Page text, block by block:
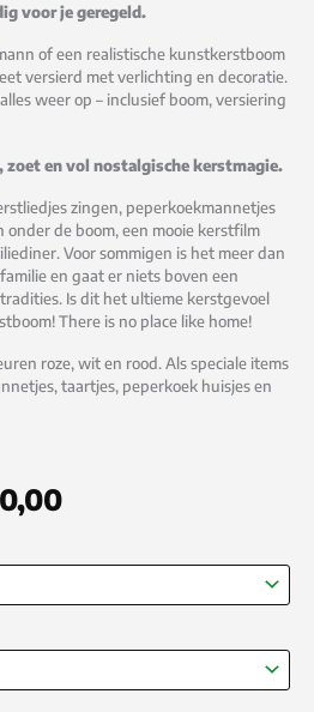
voor je geregeld.
of een realistische kunstkerstboom
versierd met verlichting en decoratie.
weer op – inclusief boom, versiering
zoet en vol nostalgische kerstmagie.
zingen, peperkoekmannetjes
de boom, een mooie kerstfilm
Voor sommigen is het meer dan
en gaat er niets boven een
Is dit het ultieme kerstgevoel
There is no place like home!
roze, wit en rood. Als speciale items
taartjes, peperkoek huisjes en
Prijsklasse:
tot